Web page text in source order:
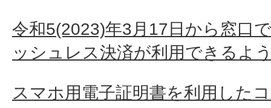
令和5(2023)年3月17日から窓口
ッシュレス決済が利用できるよ
スマホ用電子証明書を利用した